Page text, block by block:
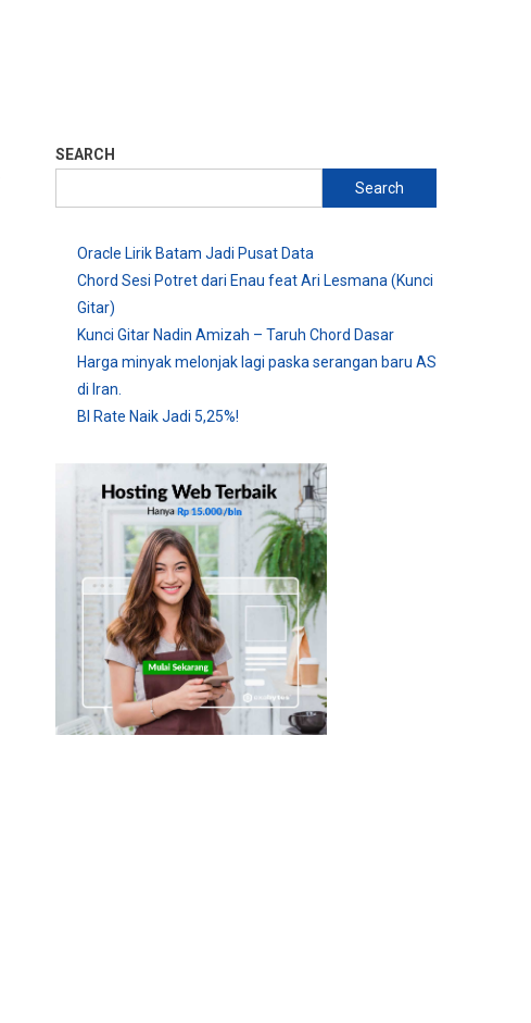
SEARCH
Search
Oracle Lirik Batam Jadi Pusat Data
Chord Sesi Potret dari Enau feat Ari Lesmana (Kunci
Gitar)
Kunci Gitar Nadin Amizah – Taruh Chord Dasar
Harga minyak melonjak lagi paska serangan baru AS
di Iran.
BI Rate Naik Jadi 5,25%!